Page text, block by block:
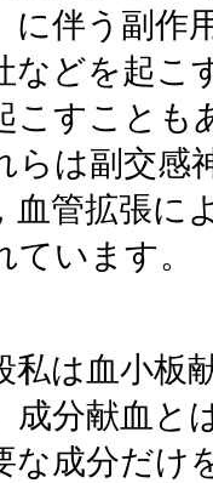
に伴う副作
などを起こ
こすことも
らは副交感
血管拡張に
ています。
私は血小板
成分献血と
な成分だけ